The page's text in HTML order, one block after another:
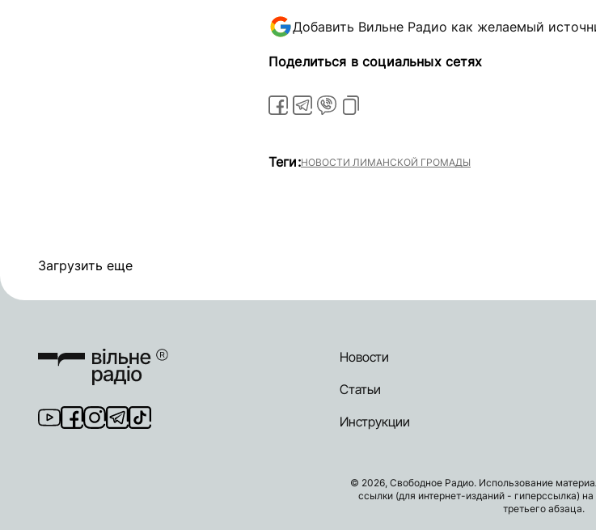
Добавить Вильне Радио как желаемый
Поделиться в социальных сетях
Теги:НОВОСТИ ЛИМАНСКОЙ ГРОМАДЫ
Загрузить еще
Новости
Статьи
Инструкции
© 2026, Свободное Радио. Использование
ссылки (для интернет-изданий - гиперссылка)
третьего абзаца.